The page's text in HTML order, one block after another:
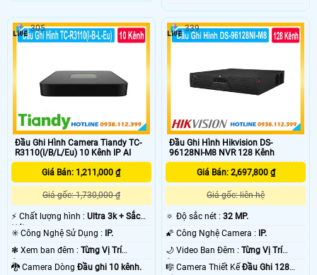
Đầu Ghi Hình Camera Tiandy TC-
R3110(I/B/L/Eu) 10 Kênh IP AI
Giá Bán: 1,211,000 ₫
Giá gốc: 1,730,000 ₫
️⚡ Chất lượng hình : Ultra 3k + Sắc
Nét .
✳️ Công Nghệ Sử Dụng :
IP.
❃ Xem ban đêm : Từng Vị Trí
Camera .
🐉️ Camera Dòng Đầu ghi 10 kênh.
305
Đầu Ghi Hình Hikvision DS-
96128NI-M8 NVR 128 Kênh
Giá Bán: 2,697,800 ₫
Giá gốc: liên hệ
🔅 Độ sắc nét :32 MP.
🌠 Công Nghệ Camera :
IP.
🌙 Video Ban Đêm :Từng Vị Trí
Camera .
🎼️ Camera Thiết KếĐầu Ghi 128
339